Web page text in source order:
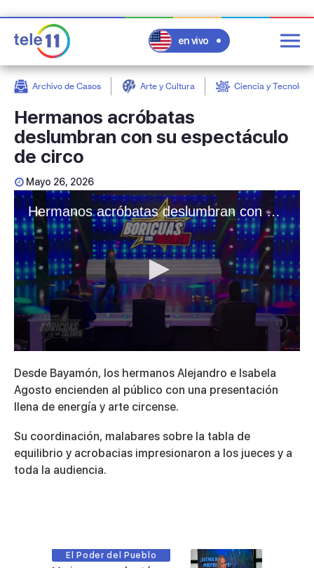
en vivo
Archivo de Casos Arte y Cultura Ciencia y
Hermanos acróbatas
deslumbran con su espectáculo
de circo
Mayo 26, 2026
Hermanos acróbatas deslumbran con su espectáculo de circo
seconds
of
5
minutes,
49
Desde Bayamón, los hermanos Alejandro e Isabela
Agosto encienden al público con una presentación
llena de energía y arte circense.
Su coordinación, malabares sobre la tabla de
equilibrio y acrobacias impresionaron a los jueces y a
toda la audiencia.
El Poder del Pueblo
post